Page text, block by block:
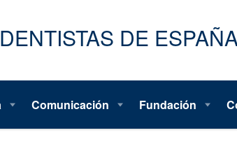
Comunicación Fundación